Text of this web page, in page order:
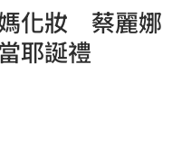
化妝 蔡麗娜
耶誕禮